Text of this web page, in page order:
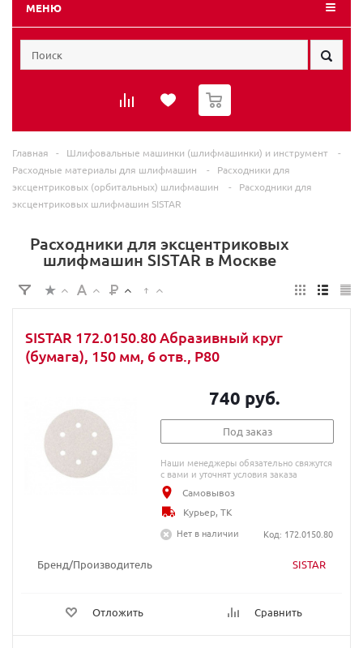
МЕНЮ
0
Главная - Шлифовальные машинки (шлифмашинки) и инструмент
-
Расходные материалы для шлифмашин
-
Расходники для
эксцентриковых (орбитальных) шлифмашин
-
Расходники для
эксцентриковых шлифмашин SISTAR
Расходники для эксцентриковых
шлифмашин SISTAR в Москве
SISTAR 172.0150.80 Абразивный круг
(бумага), 150 мм, 6 отв., P80
Бренд/Производитель SISTAR
Отложить Сравнить
740 руб.
Под заказ
Наши менеджеры обязательно свяжутся
с вами и уточнят условия заказа
Самовывоз
Курьер, ТК
Нет в наличии
Код: 172.0150.80